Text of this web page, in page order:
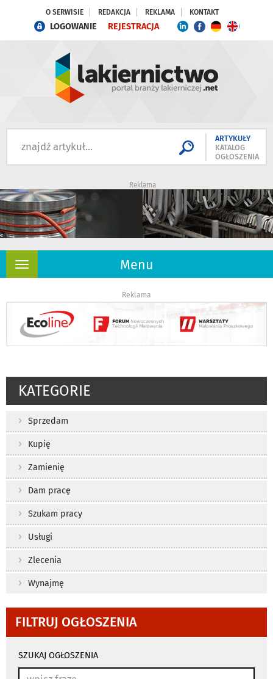
O SERWISIE REDAKCJA REKLAMA KONTAKT
LOGOWANIE REJESTRACJA
ARTYKUŁY
KATALOG
OGŁOSZENIA
Reklama
Menu
Rozwiń
Reklama
KATEGORIE
Sprzedam
Kupię
Zamienię
Dam pracę
Szukam pracy
Usługi
Zlecenia
Wynajmę
FILTRUJ OGŁOSZENIA
wyszukiwania
SZUKAJ OGŁOSZENIA